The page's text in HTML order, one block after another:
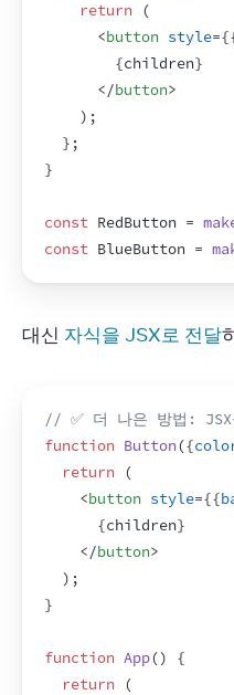
return
(
<button style={
{children}
</button>
) ;
} ;
}
const RedButton =
const BlueButton =
대신 자식을 JSX로 전달
// ✅ 더 나은 방법: JSX
function Button({
return
(
<button style={{
{children}
</button>
) ;
}
function App()
{
return
(